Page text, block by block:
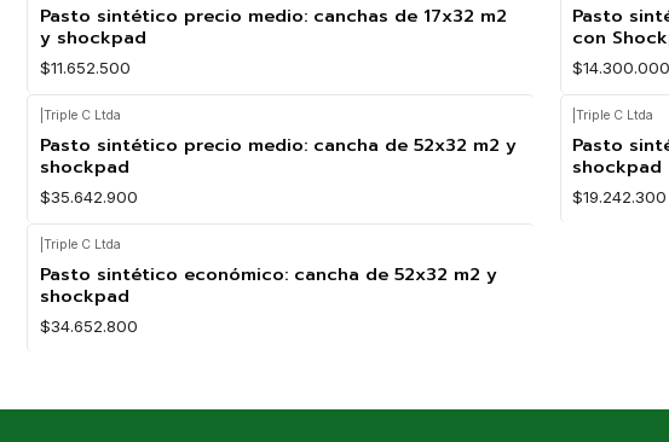
Pasto sintético precio medio: canchas de 17x32 m2
y shockpad
$11.652.500
Pasto
con
$14.300.000
Triple C Ltda
Pasto sintético precio medio: cancha de 52x32 m2 y
shockpad
$35.642.900
|Triple C Ltda
Pasto
shockpad
$19.242.300
Triple C Ltda
Pasto sintético económico: cancha de 52x32 m2 y
shockpad
$34.652.800